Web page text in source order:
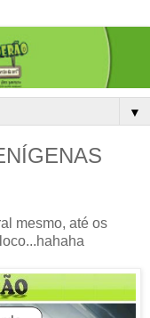
▼
mesmo, até os